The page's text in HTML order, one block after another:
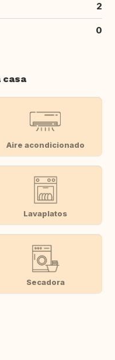
2
0
casa
Aire acondicionado
Lavaplatos
Secadora